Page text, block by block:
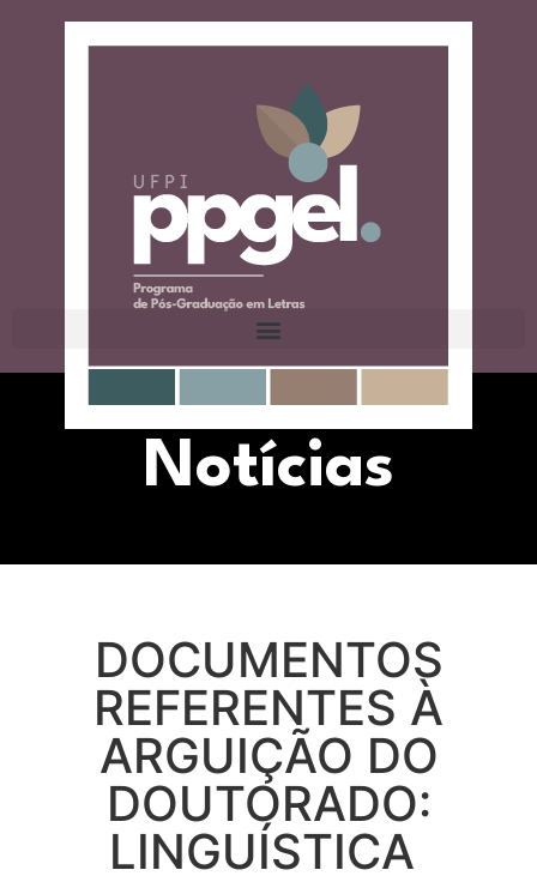
Notícias
DOCUMENTOS
REFERENTES À
ARGUIÇÃO DO
DOUTORADO:
LINGUÍSTICA